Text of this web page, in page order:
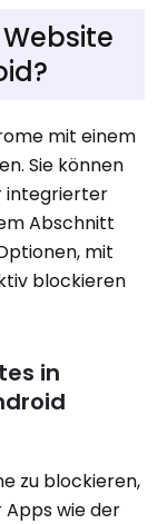
mit einem
Sie können
integrierter
Abschnitt
mit
blockieren
in
zu blockieren,
wie der